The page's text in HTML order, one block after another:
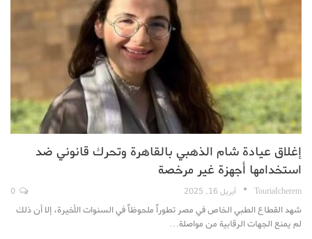
إغلاق عيادة شام الذهبي بالقاهرة وتحرك قانوني ضد
استخدامها أجهزة غير مرخصة
TouriaIcherem أبريل 16, 2025
شهد القطاع الطبي الخاص في مصر تطوراً ملحوظاً في السنوات الأخيرة، إلا أن ذلك
لم يمنع الجهات الرقابية من مواصلة…